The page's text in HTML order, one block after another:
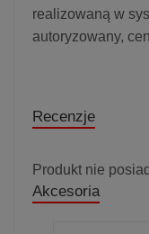
realizowaną w
autoryzowany,
Recenzje
Produkt nie
Akcesoria